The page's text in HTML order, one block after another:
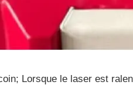
Lorsque le laser est